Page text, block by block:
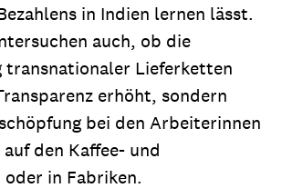
in Indien lernen lässt.
auch, ob die
transnationaler Lieferketten
erhöht, sondern
bei den Arbeiterinnen
den Kaffee- und
in Fabriken.